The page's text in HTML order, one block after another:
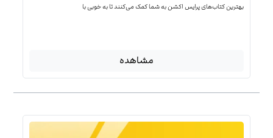
بهترین کتاب‌‌های پرایس اکشن به شما کمک می‌کنند تا به خوبی با
مشاهده